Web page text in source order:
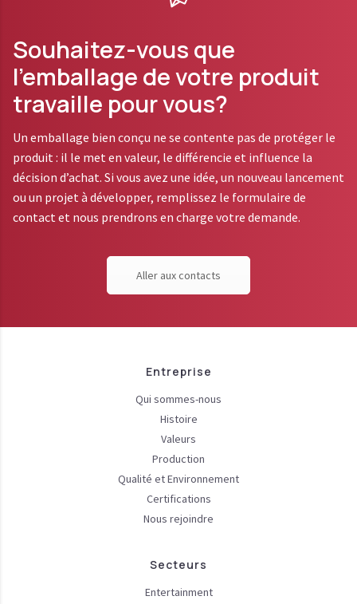
Souhaitez-vous que
l’emballage de votre produit
travaille pour vous?
Un emballage bien conçu ne se contente pas de protéger le
produit : il le met en valeur, le différencie et influence la
décision d’achat. Si vous avez une idée, un nouveau lancement
ou un projet à développer, remplissez le formulaire de
contact et nous prendrons en charge votre demande.
Aller aux contacts
Entreprise
Qui sommes-nous
Histoire
Valeurs
Production
Qualité et Environnement
Certifications
Nous rejoindre
Secteurs
Entertainment